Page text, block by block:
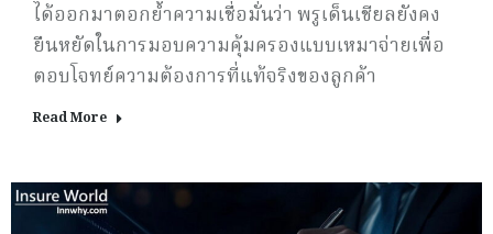
ได้ออกมาตอกย้ำความเชื่อมั่นว่า พรูเด็นเชียลยังคง
ยืนหยัดในการมอบความคุ้มครองแบบเหมาจ่ายเพื่อ
ตอบโจทย์ความต้องการที่แท้จริงของลูกค้า
Read More